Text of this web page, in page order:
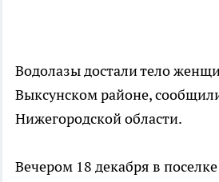
Водолазы достали тело
Выксунском районе,
Нижегородской области.
Вечером 18 декабря в